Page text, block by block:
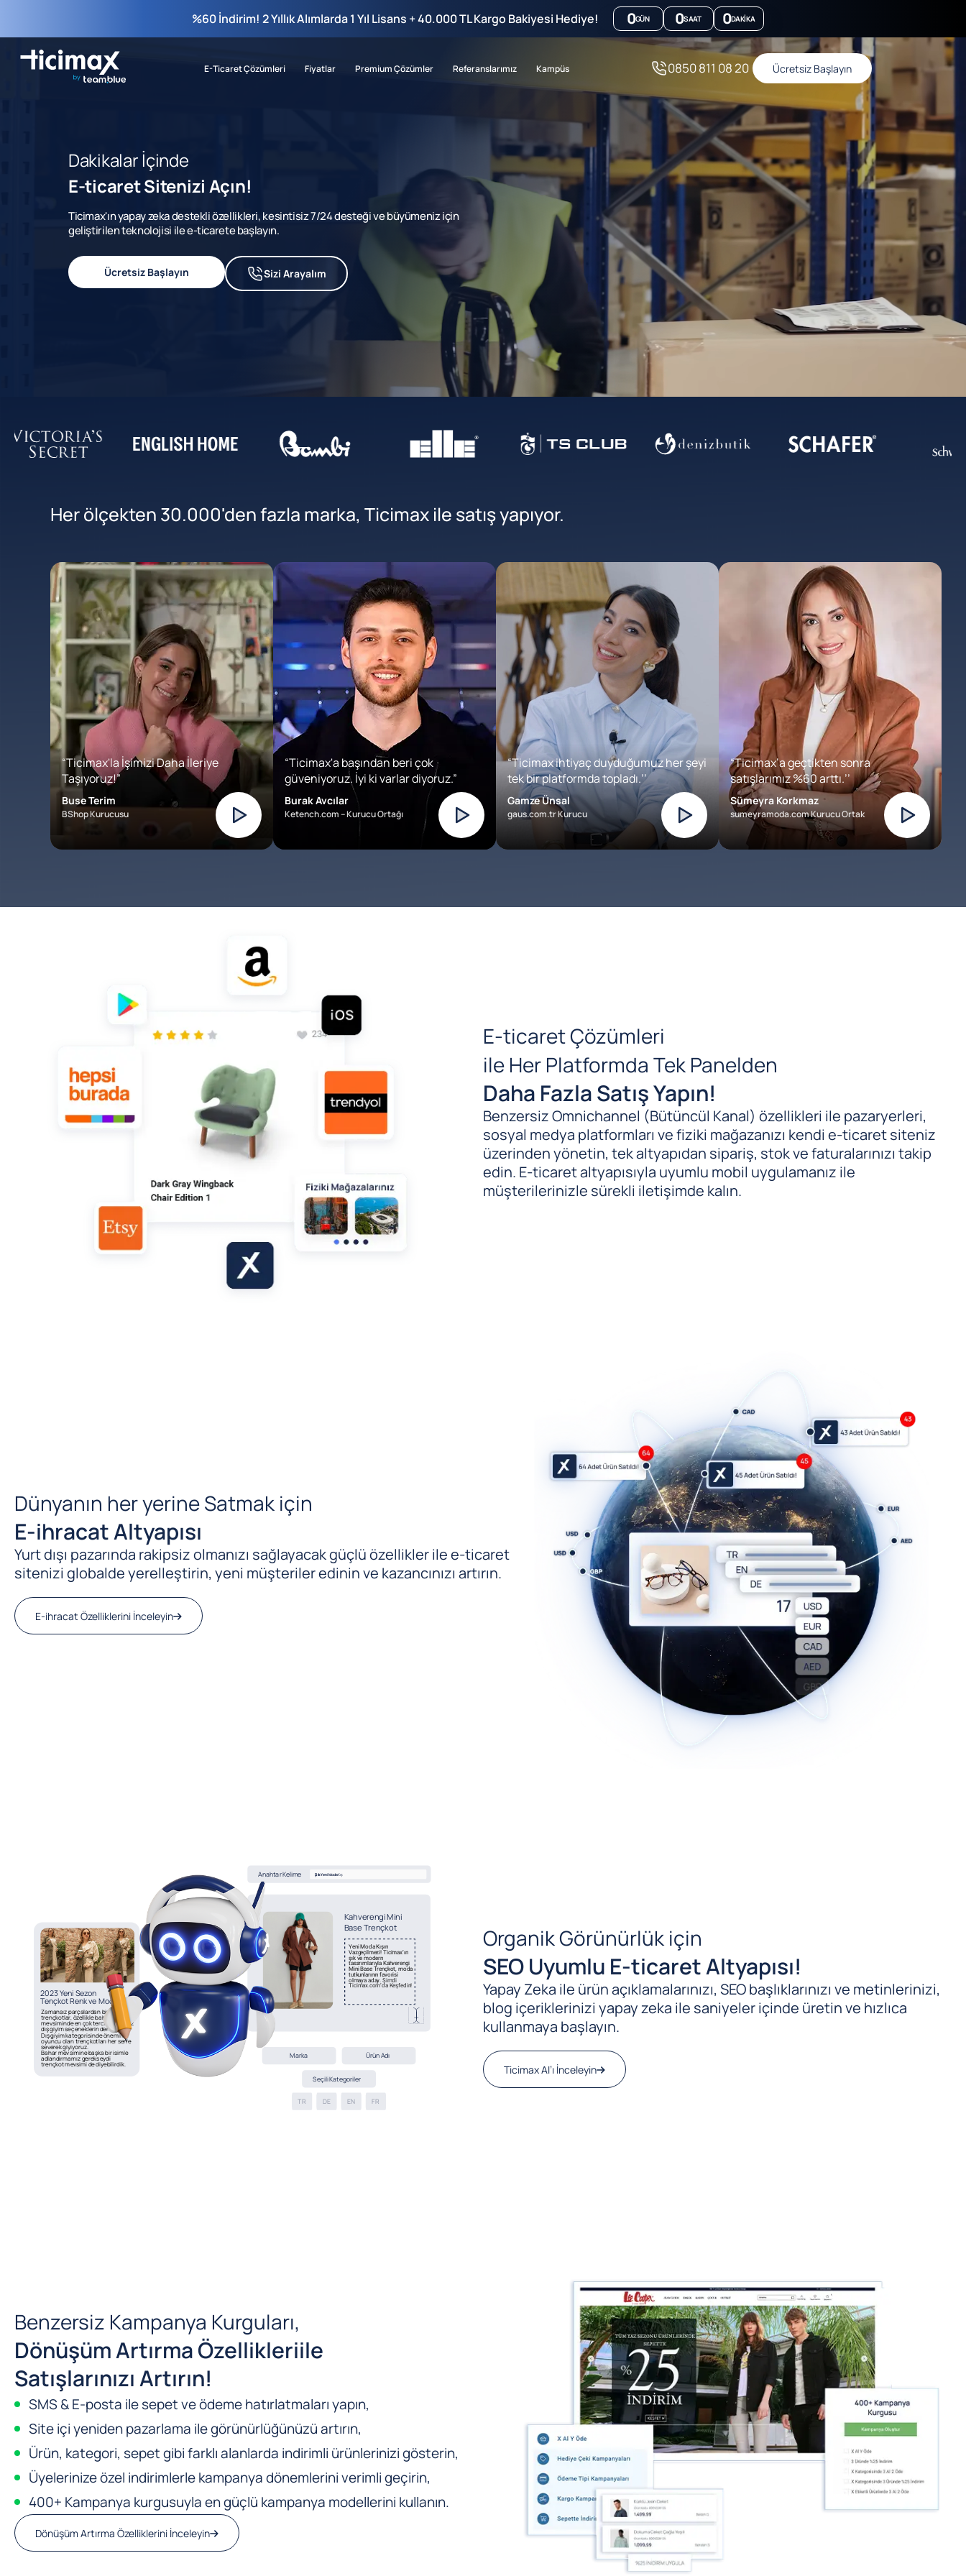
%60 İndirim! 2 Yıllık Alımlarda 1 Yıl Lisans + 40.000 TL Kargo Bakiyesi Hediye! 0GÜN 0SAAT 0DAKIKA
E-Ticaret Çözümleri Fiyatlar Premium Çözümler Referanslarımız Kampüs 0850 811 08 20 Ücretsiz Başlayın
Dakikalar İçinde
E-ticaret Sitenizi Açın!
Ticimax'ın yapay zeka destekli özellikleri, kesintisiz 7/24 desteği ve büyümeniz için
geliştirilen teknolojisi ile e-ticarete başlayın.
Ücretsiz Başlayın Sizi Arayalım
Her ölçekten 30.000'den fazla marka, Ticimax ile satış yapıyor.
“Ticimax'la İşimizi Daha İleriye
Taşıyoruz!”
Buse Terim
BShop Kurucusu
“Ticimax'a başından beri çok
güveniyoruz. İyi ki varlar diyoruz.”
Burak Avcılar
Ketench.com – Kurucu Ortağı
“Ticimax ihtiyaç duyduğumuz her şeyi
tek bir platformda topladı.’’
Gamze Ünsal
gaus.com.tr Kurucu
“Ticimax’a geçtikten sonra
satışlarımız %60 arttı.’’
Sümeyra Korkmaz
sumeyramoda.com Kurucu Ortak
E-ticaret Çözümleri
ile Her Platformda Tek Panelden
Daha Fazla Satış Yapın!
Benzersiz Omnichannel (Bütüncül Kanal) özellikleri ile pazaryerleri,
sosyal medya platformları ve fiziki mağazanızı kendi e-ticaret siteniz
üzerinden yönetin, tek altyapıdan sipariş, stok ve faturalarınızı takip
edin. E-ticaret altyapısıyla uyumlu mobil uygulamanız ile
müşterilerinizle sürekli iletişimde kalın.
Dünyanın her yerine Satmak için
E-ihracat Altyapısı
Yurt dışı pazarında rakipsiz olmanızı sağlayacak güçlü özellikler ile e-ticaret
sitenizi globalde yerelleştirin, yeni müşteriler edinin ve kazancınızı artırın.
E-ihracat Özelliklerini İnceleyin
Organik Görünürlük için
SEO Uyumlu E-ticaret Altyapısı!
Yapay Zeka ile ürün açıklamalarınızı, SEO başlıklarınızı ve metinlerinizi,
blog içeriklerinizi yapay zeka ile saniyeler içinde üretin ve hızlıca
kullanmaya başlayın.
Ticimax AI’ı İnceleyin
Benzersiz Kampanya Kurguları,
Dönüşüm Artırma Özellikleriile
Satışlarınızı Artırın!
SMS & E-posta ile sepet ve ödeme hatırlatmaları yapın,
Site içi yeniden pazarlama ile görünürlüğünüzü artırın,
Ürün, kategori, sepet gibi farklı alanlarda indirimli ürünlerinizi gösterin,
Üyelerinize özel indirimlerle kampanya dönemlerini verimli geçirin,
400+ Kampanya kurgusuyla en güçlü kampanya modellerini kullanın.
Dönüşüm Artırma Özelliklerini İnceleyin